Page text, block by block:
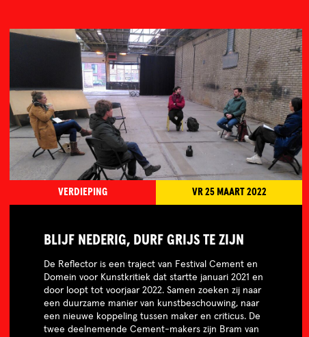
VERDIEPING VR 25 MAART 2022
BLIJF NEDERIG, DURF GRIJS TE ZIJN
De Reflector is een traject van Festival Cement en
Domein voor Kunstkritiek dat startte januari 2021 en
door loopt tot voorjaar 2022. Samen zoeken zij naar
een duurzame manier van kunstbeschouwing, naar
een nieuwe koppeling tussen maker en criticus. De
twee deelnemende Cement-makers zijn Bram van